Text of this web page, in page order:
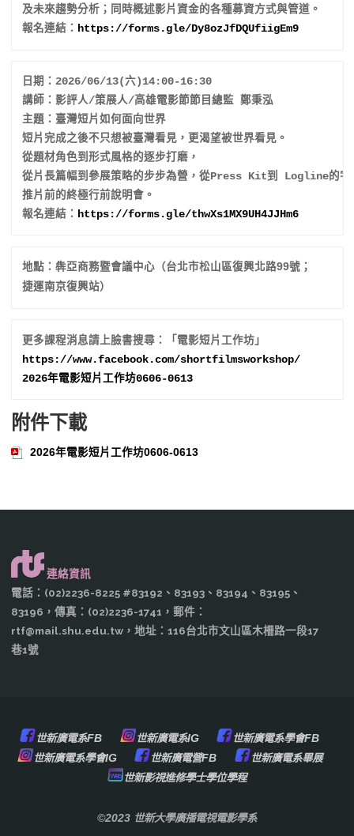
及未來趨勢分析；同時概述影片資金的各種募資方式與管道。
報名連結： https://forms.gle/Dy8ozJfDQUfiigEm9
日期：2026/06/13(六)14:00-16:30
講師：影評人/策展人/高雄電影節節目總監 鄭秉泓
主題：臺灣短片如何面向世界
短片完成之後不只想被臺灣看見，更渴望被世界看見。
從題材角色到形式風格的逐步打磨，
從片長篇幅到參展策略的步步為營，從Press Kit到 Logline的字
推片前的終極行前說明會。
報名連結： https://forms.gle/thwXs1MX9UH4JJHm6
地點：犇亞商務暨會議中心（台北市松山區復興北路99號；
捷運南京復興站）
https://www.facebook.com/shortfilmsworkshop/
2026年電影短片工作坊0606-0613
附件下載
2026年電影短片工作坊0606-0613
連絡資訊
電話：(02)2236-8225 #83192、83193、83194、83195、
83196，傳真：(02)2236-1741，郵件：
rtf@mail.shu.edu.tw，地址：116台北市文山區木柵路一段17
巷1號
世新廣電系FB 世新廣電系IG
世新廣電系學會FB
世新廣電系學會IG
世新廣電營FB
世新廣電系畢展
世新影視進修學士學位學程
©2023 世新大學廣播電視電影學系